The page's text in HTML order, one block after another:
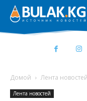
Домой Лента новостей
Лента новостей